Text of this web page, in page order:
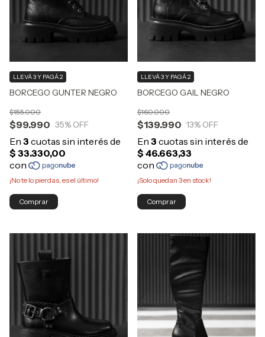
BORCEGO GUNTER NEGRO
$99.990
$155.000
35% OFF
LLEVÁ 3 Y PAGÁ 2
¡No te lo pierdas, es el último!
Comprar
BORCEGO GAIL NEGRO
$139.990
$160.000
13% OFF
LLEVÁ 3 Y PAGÁ 2
¡Solo quedan 3en stock!
Comprar